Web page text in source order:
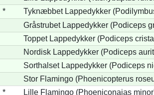
*
Tyknæbbet Lappedykker
Gråstrubet Lappedykker (Podiceps
Toppet Lappedykker (Podiceps
Nordisk Lappedykker (Podiceps
Sorthalset Lappedykker (Podiceps
Stor Flamingo (Phoenicopterus
*
Lille Flamingo (Phoeniconaias